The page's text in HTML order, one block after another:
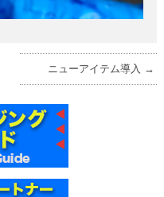
ニューアイテム導入 →